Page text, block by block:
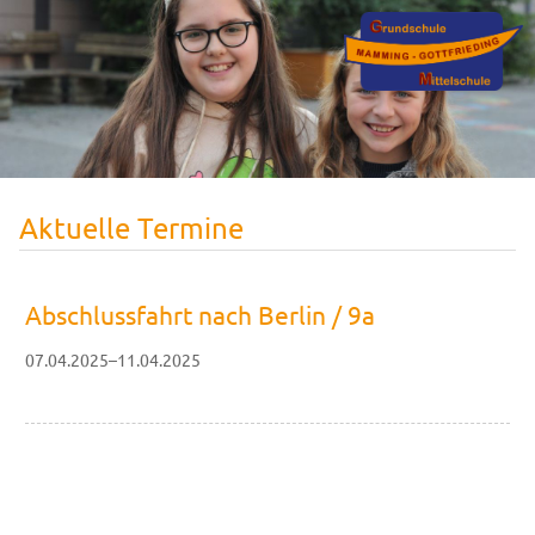
Aktuelle Termine
Abschlussfahrt nach Berlin / 9a
07.04.2025–11.04.2025